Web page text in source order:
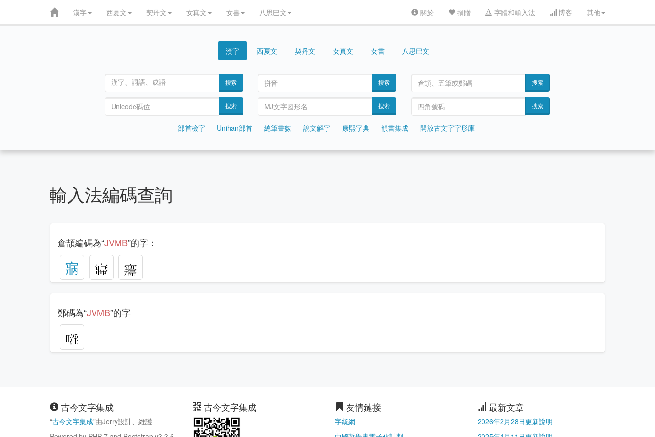
漢字 西夏文 契丹文 女真文 女書 八思巴文 關於 捐贈 字體和輸入法 博客 其他
漢字 西夏文 契丹文 女真文 女書 八思巴文
搜索 搜索 搜索
搜索 搜索 搜索
部首檢字 Unihan部首 總筆畫數 說文解字 康熙字典 韻書集成 開放古文字字形庫
輸入法編碼查詢
倉頡編碼為“JVMB”的字：
寎 𡪷 㝲
鄭碼為“JVMB”的字：
古今文字集成
“古今文字集成”由Jerry設計、維護
古今文字集成 友情鏈接
字統網
最新文章
2026年2月28日更新說明